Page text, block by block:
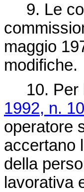
9. Le
maggio
modifiche.
10. Per
1992, n.
operatore
accertano
della
lavorativa